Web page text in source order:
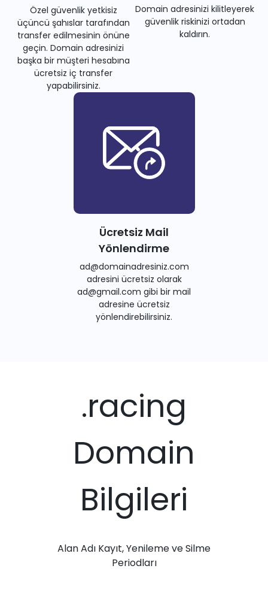
Özel güvenlik yetkisiz
üçüncü şahıslar tarafından
transfer edilmesinin önüne
geçin. Domain adresinizi
başka bir müşteri hesabına
ücretsiz iç transfer
yapabilirsiniz.
Domain adresinizi kilitleyerek
güvenlik riskinizi ortadan
kaldırın.
Ücretsiz Mail
Yönlendirme
ad@domainadresiniz.com
adresini ücretsiz olarak
ad@gmail.com gibi bir mail
adresine ücretsiz
yönlendirebilirsiniz.
.racing
Domain
Bilgileri
Alan Adı Kayıt, Yenileme ve Silme
Periodları